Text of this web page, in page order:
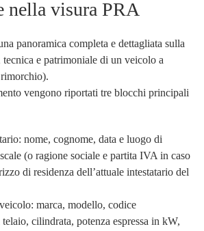
nella visura PRA
panoramica completa e dettagliata sulla
tecnica e patrimoniale di un veicolo a
vengono riportati tre blocchi principali
nome, cognome, data e luogo di
(o ragione sociale e partita IVA in caso
di residenza dell’attuale intestatario del
marca, modello, codice
cilindrata, potenza espressa in kW,